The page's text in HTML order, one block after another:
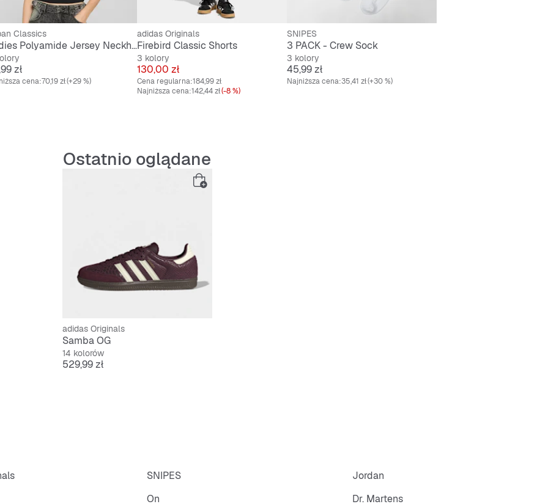
Classics
Ladies Polyamide Jersey Neckholder Top
zł
cena:70,19 zł(+29 %)
adidas Originals
Firebird Classic Shorts
3 kolory
Cena
130,00 zł
Cena regularna:184,99 zł
Najniższa cena:142,44 zł(-8 %)
SNIPES
3 PACK - Crew Sock
3 kolory
Cena
45,99 zł
Najniższa cena:35,41 zł(+30 %)
Ostatnio oglądane
adidas Originals
Samba OG
14 kolorów
Cena
529,99 zł
SNIPES
Jordan
On
Dr. Martens